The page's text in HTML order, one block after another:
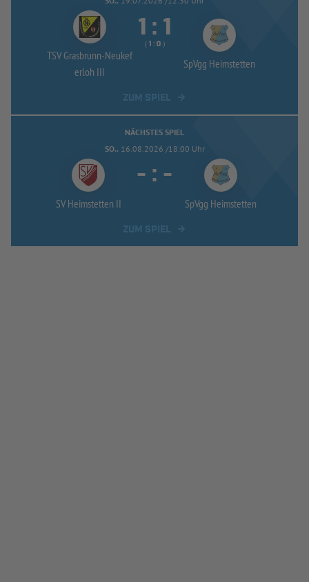
TSV Grasbrunn-Neukef
erloh III
 : 
(  :  )
SpVgg Heimstetten
NÄCHSTES SPIEL
SO.. 16.08.2026 /18:00 Uhr
SV Heimstetten II
- : -
SpVgg Heimstetten